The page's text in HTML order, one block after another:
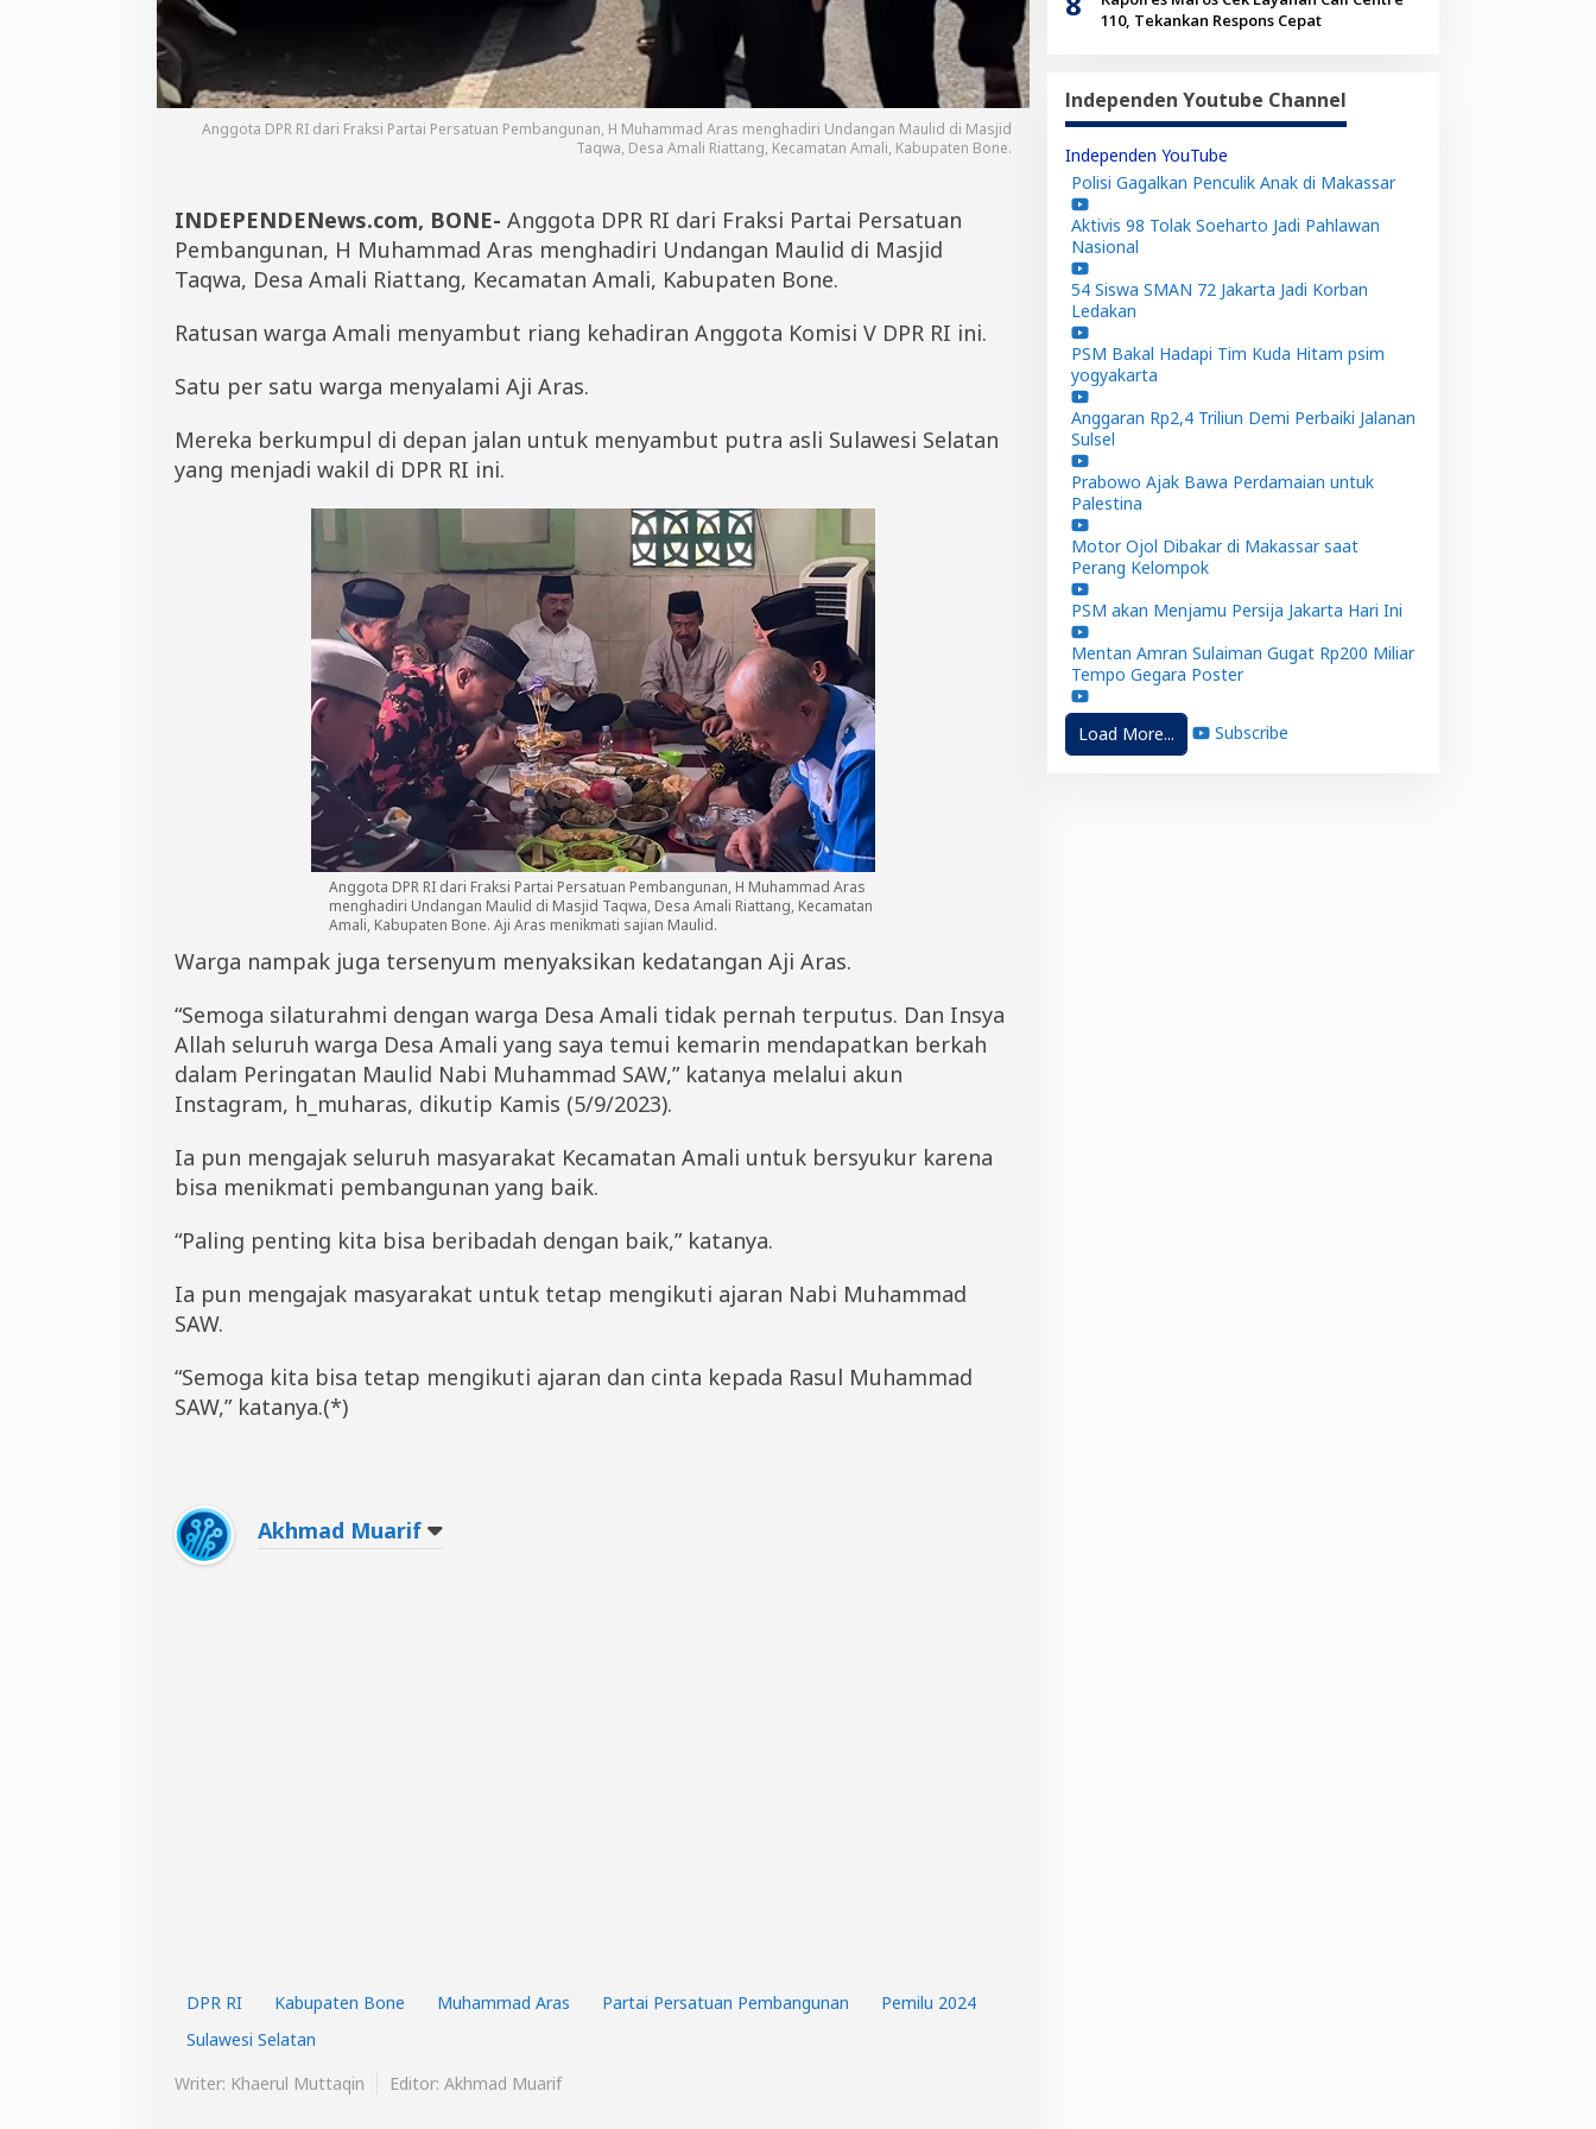
i
d
i
M
u
h
m
d
K
c
a
a
n
A
m
a
l
B
e
Anggota DPR RI dari Fraksi Partai Persatuan Pembangunan, H Muhammad Aras menghadiri Undangan Maulid di Masjid
Taqwa, Desa Amali Riattang, Kecamatan Amali, Kabupaten Bone.
INDEPENDENews.com, BONE- Anggota DPR RI dari Fraksi Partai Persatuan
Pembangunan, H Muhammad Aras menghadiri Undangan Maulid di Masjid
Taqwa, Desa Amali Riattang, Kecamatan Amali, Kabupaten Bone.
Ratusan warga Amali menyambut riang kehadiran Anggota Komisi V DPR RI ini.
Satu per satu warga menyalami Aji Aras.
Mereka berkumpul di depan jalan untuk menyambut putra asli Sulawesi Selatan
yang menjadi wakil di DPR RI ini.
Anggota DPR RI dari Fraksi Partai Persatuan Pembangunan, H Muhammad Aras
menghadiri Undangan Maulid di Masjid Taqwa, Desa Amali Riattang, Kecamatan
Amali, Kabupaten Bone. Aji Aras menikmati sajian Maulid.
Warga nampak juga tersenyum menyaksikan kedatangan Aji Aras.
“Semoga silaturahmi dengan warga Desa Amali tidak pernah terputus. Dan Insya
Allah seluruh warga Desa Amali yang saya temui kemarin mendapatkan berkah
dalam Peringatan Maulid Nabi Muhammad SAW,” katanya melalui akun
Instagram, h_muharas, dikutip Kamis (5/9/2023).
Ia pun mengajak seluruh masyarakat Kecamatan Amali untuk bersyukur karena
bisa menikmati pembangunan yang baik.
“Paling penting kita bisa beribadah dengan baik,” katanya.
Ia pun mengajak masyarakat untuk tetap mengikuti ajaran Nabi Muhammad
SAW.
“Semoga kita bisa tetap mengikuti ajaran dan cinta kepada Rasul Muhammad
SAW,” katanya.(*)
Akhmad Muarif
DPR RI Kabupaten Bone Muhammad Aras Partai Persatuan Pembangunan
Pemilu 2024
Sulawesi Selatan
Writer: Khaerul Muttaqin
Editor: Akhmad Muarif
110, Tekankan Respons Cepat
Independen Youtube Channel
Independen YouTube
Polisi Gagalkan Penculik Anak di Makassar
Aktivis 98 Tolak Soeharto Jadi Pahlawan
Nasional
54 Siswa SMAN 72 Jakarta Jadi Korban
Ledakan
PSM Bakal Hadapi Tim Kuda Hitam psim
yogyakarta
Anggaran Rp2,4 Triliun Demi Perbaiki Jalanan
Sulsel
Prabowo Ajak Bawa Perdamaian untuk
Palestina
Motor Ojol Dibakar di Makassar saat
Perang Kelompok
PSM akan Menjamu Persija Jakarta Hari Ini
Mentan Amran Sulaiman Gugat Rp200 Miliar
Tempo Gegara Poster
Load More... Subscribe